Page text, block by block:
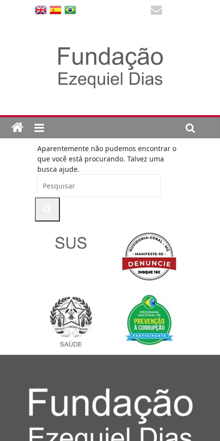
Aparentemente não pudemos encontrar o
que você está procurando. Talvez uma
busca ajude.